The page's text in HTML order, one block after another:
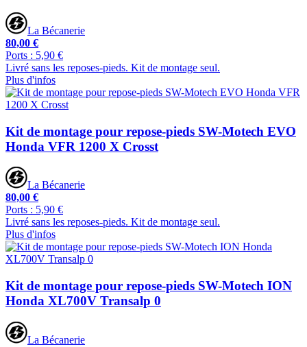
La Bécanerie
80,00 €
Ports : 5,90 €
Livré sans les reposes-pieds. Kit de montage seul.
Plus d'infos
Kit de montage pour repose-pieds SW-Motech EVO
Honda VFR 1200 X Crosst
La Bécanerie
80,00 €
Ports : 5,90 €
Livré sans les reposes-pieds. Kit de montage seul.
Plus d'infos
Kit de montage pour repose-pieds SW-Motech ION
Honda XL700V Transalp 0
La Bécanerie